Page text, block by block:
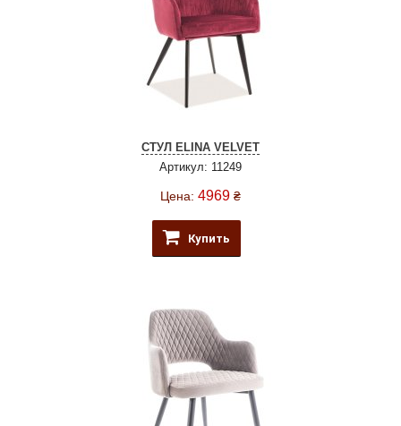
СТУЛ ELINA VELVET
Артикул: 11249
Цена: 4969 ₴
Купить